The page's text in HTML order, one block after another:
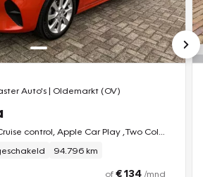
Auto's| Oldemarkt (OV)
94.796 km
of€ 134 /mnd